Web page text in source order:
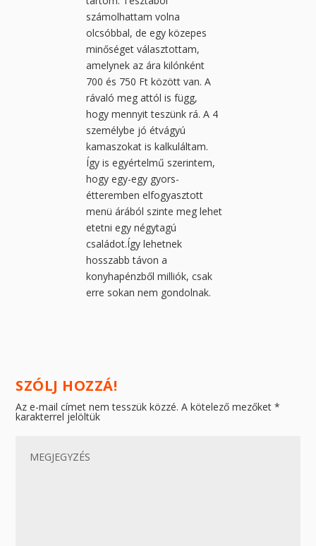
számolhattam volna
olcsóbbal, de egy közepes
minőséget választottam,
amelynek az ára kilónként
700 és 750 Ft között van. A
rávaló meg attól is függ,
hogy mennyit teszünk rá. A 4
személybe jó étvágyú
kamaszokat is kalkuláltam.
Így is egyértelmű szerintem,
hogy egy-egy gyors-
étteremben elfogyasztott
menü árából szinte meg lehet
etetni egy négytagú
családot.Így lehetnek
hosszabb távon a
konyhapénzből milliók, csak
erre sokan nem gondolnak.
SZÓLJ HOZZÁ!
Az e-mail címet nem tesszük közzé. A kötelező mezőket*
karakterrel jelöltük